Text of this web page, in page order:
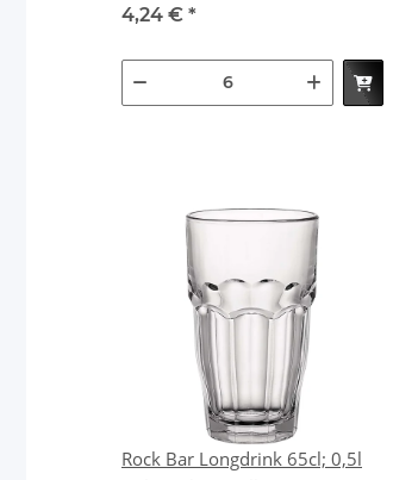
4,24 € *
Rock Bar Longdrink 65cl; 0,5l